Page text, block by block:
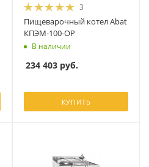
3
Пищеварочный котел Abat
КПЭМ-100-ОР
В наличии
234 403 руб.
КУПИТЬ